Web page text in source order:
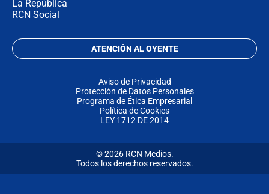
La República
RCN Social
ATENCIÓN AL OYENTE
Aviso de Privacidad
Protección de Datos Personales
Programa de Ética Empresarial
Política de Cookies
LEY 1712 DE 2014
© 2026 RCN Medios.
Todos los derechos reservados.